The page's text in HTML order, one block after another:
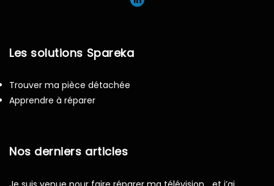
Les solutions Spareka
Trouver ma pièce détachée
Apprendre à réparer
Nos derniers articles